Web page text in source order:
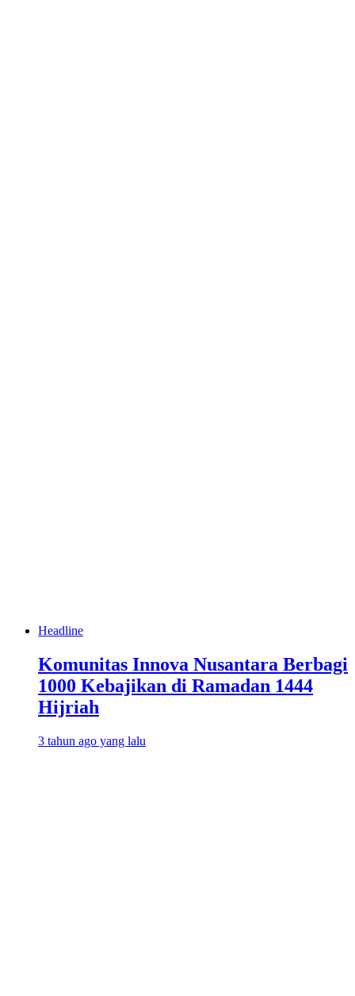
Headline
Komunitas Innova Nusantara Berbagi
1000 Kebajikan di Ramadan 1444
Hijriah
3 tahun ago yang lalu